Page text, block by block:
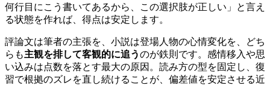
何行目にこう書いてあるから、この選択肢が正しい」と言え
る状態を作れば、得点は安定します。
評論文は筆者の主張を、小説は登場人物の心情変化を、どち
らも主観を排して客観的に追うのが鉄則です。感情移入や思
い込みは点数を落とす最大の原因。読み方の型を固定し、復
習で根拠のズレを直し続けることが、偏差値を安定させる近